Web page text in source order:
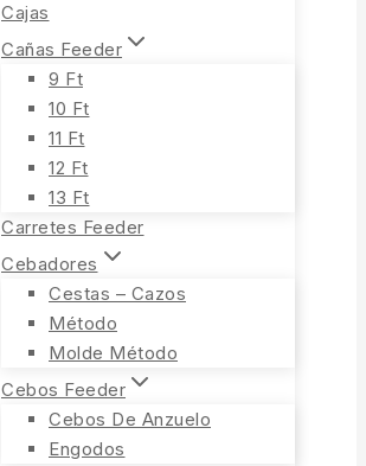
Cajas
Cañas Feeder
9 Ft
10 Ft
11 Ft
12 Ft
13 Ft
Carretes Feeder
Cebadores
Cestas – Cazos
Método
Molde Método
Cebos Feeder
Cebos De Anzuelo
Engodos